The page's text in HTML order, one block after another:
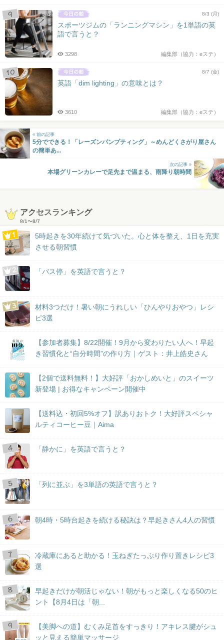
8/3 (月)
スポーツジムの「ランニングマシン」を1単語の英
語で言うと？
編集部（協力：eステ）
3298
8/7 (金)
英語「dim lighting」の意味とは？
編集部（協力：eステ）
3610
« 前の記事
5分でできる！「レーズンパンプティング」～めんどくさがり屋さん
の簡単あ...
次の記事 »
本場グリーンカレーで足先まで温まる、雨降り朝時間
アクセスランキング
8/1〜8/7
5時起きを30年続けて気づいた。心と体を整え、1日を充実
させる朝習慣
「バス停」を英語で言うと？
材料3つだけ！暑い朝にうれしい「ひんやりおやつ」レシ
ピ3選
【参加者募集】8/22開催！9月から変わりたい人へ！早起
き習慣化と“自分時間”の作り方｜ゲスト：井上皓史さん
【2個で送料無料！】大好評「おかしめいと」のスイーツ
新登場 | お得なキャンペーン開催中
【送料込・初回5%オフ】訳ありおトク！大好評スペシャ
ルティコーヒー豆｜Aima
「静かに」を英語で言うと？
「列に並ぶ」を3単語の英語で言うと？
朝4時・5時台起きを続ける秘訣は？早起きさん4人の習慣
冷蔵庫にあると助かる！玉ねぎたっぷり作り置きレシピ3
選
早起きだけが朝活じゃない！朝がもっと楽しくなる50のヒ
ント【8月4日は「朝...
【美脚への道】むくみ足首をすっきり！アキレス腱がシュ
ッと見える簡単マッサージ